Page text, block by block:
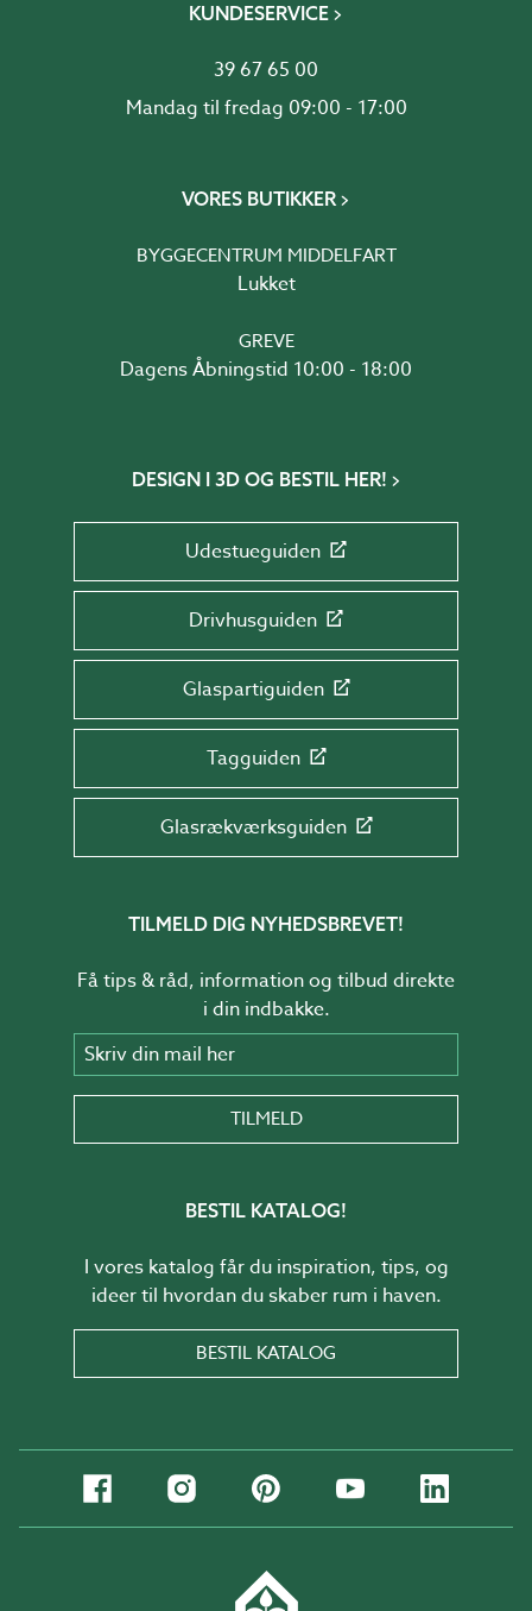
KUNDESERVICE
39 67 65 00
Mandag til fredag 09:00 - 17:00
VORES BUTIKKER
BYGGECENTRUM MIDDELFART
Lukket
GREVE
Dagens Åbningstid 10:00 - 18:00
DESIGN I 3D OG BESTIL HER!
Udestueguiden
Drivhusguiden
Glaspartiguiden
Tagguiden
Glasrækværksguiden
TILMELD DIG NYHEDSBREVET!
Få tips & råd, information og tilbud direkte
i din indbakke.
Skriv din mail her
TILMELD
BESTIL KATALOG!
I vores katalog får du inspiration, tips, og
ideer til hvordan du skaber rum i haven.
BESTIL KATALOG